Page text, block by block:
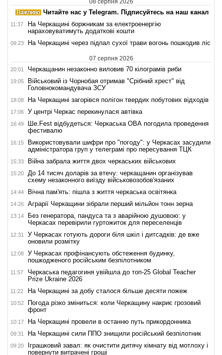
Читайте нас у Telegram. Підписуйтесь на наш канал
11:37
На Черкащині боржникам за електроенергію
нараховуватимуть додаткові кошти
09:23 На Черкащині через підпал сухої трави вогонь пошкодив ліс
07 серпня 2026
20:01 Черкащанин незаконно виловив 70 кілограмів риби
19:05
Військовий із Чорнобая отримав "Срібний хрест" від
Головнокомандувача ЗСУ
18:08 На Черкащині загорівся полігон твердих побутових відходів
17:06 У центрі Черкас перекинулася автівка
16:49
Ше.Fest відбудеться: Черкаська ОВА погодила проведення
фестивалю
16:15
Використовували шифри про "погоду": у Черкасах засудили
адміністратора груп у телеграмі про пересування ТЦК
15:33 Війна забрала життя двох черкаських військових
15:20
До 14 тисяч доларів за втечу: черкащанин організував
схему незаконного виїзду військовозобов'язаних
14:44 Вічна пам'ять: пішла з життя черкаська освітянка
14:26 Аграрії Черкащини зібрали перший мільйон тонн зерна
13:14
Без генератора, пандуса та з аварійною душовою: у
Черкасах перевірили гуртожиток для переселенців
12:31
У Черкасах готують дороги біля шкіл і дитсадків: де вже
оновили розмітку
12:08
У Черкасах профінансують обстеження будинку,
пошкодженого російським безпілотником
11:57
Черкаська педагогиня увійшла до топ-25 Global Teacher
Prize Ukraine 2026
11:22 На Черкащині за добу сталося більше десяти пожеж
10:52
Погода різко зміниться: коли Черкащину накриє грозовий
фронт
10:17 На Черкащині провели в останню путь прикордонника
09:31 На Черкащині сили ППО знищили російський безпілотник
09:20
Іграшковий завал: як очистити дитячу кімнату від мотлоху і
повернути витрачені гроші